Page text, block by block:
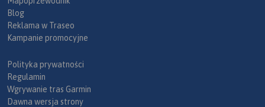
Blog
Reklama w Traseo
Kampanie promocyjne
Polityka prywatności
Regulamin
Wgrywanie tras Garmin
Dawna wersja strony